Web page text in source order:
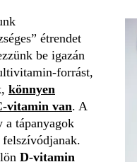
étrendet
be igazán
forrást,
könnyen
vitamin van. A
a tápanyagok
D-vitamin